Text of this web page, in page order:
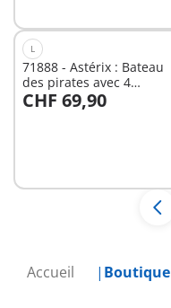
Accueil Boutique
L
71888 - Astérix : Bateau
des pirates avec 4
personnages
CHF 69,90